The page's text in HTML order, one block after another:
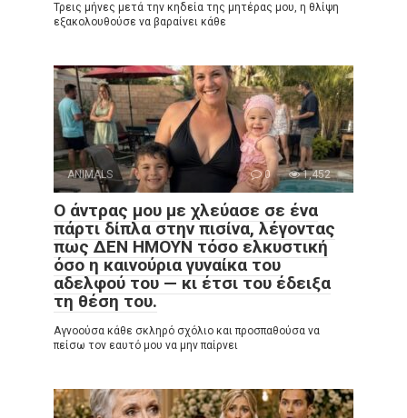
Τρεις μήνες μετά την κηδεία της μητέρας μου, η θλίψη
εξακολουθούσε να βαραίνει κάθε
ANIMALS 0 1,452
Ο άντρας μου με χλεύασε σε ένα
πάρτι δίπλα στην πισίνα, λέγοντας
πως ΔΕΝ ΗΜΟΥΝ τόσο ελκυστική
όσο η καινούρια γυναίκα του
αδελφού του — κι έτσι του έδειξα
τη θέση του.
Αγνοούσα κάθε σκληρό σχόλιο και προσπαθούσα να
πείσω τον εαυτό μου να μην παίρνει